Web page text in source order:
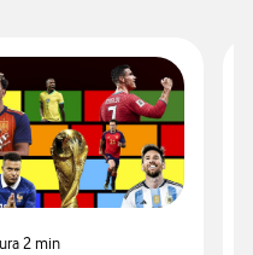
2 min